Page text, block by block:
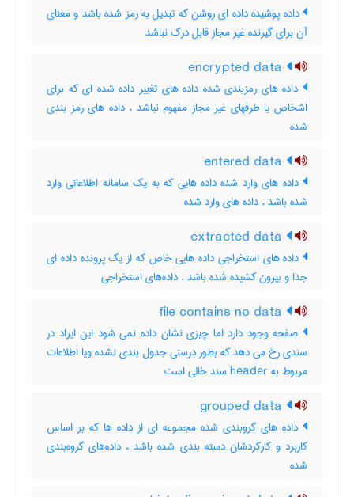
داده پوشیده داده ای روشن که تبدیل به رمز شده باشد و معنای
آن برای گیرنده غیر مجاز قابل درک نباشد
داده های رمزبندی شده داده های تغییر داده شده ای که برای
اشخاص یا طرفهای غیر مجاز مفهوم نباشد ، داده‌ های رمز بندی
شده
داده های وارد شده داده هایی که به یک سامانه اطلاعاتی وارد
شده باشد ، داده‌ های وارد شده
داده های استخراجی داده هایی خاص که از یک پرونده داده ای
جدا و بیرون کشیده شده باشد ، داده‌های استخراجی
صفحه وجود دارد اما چیزی نشان داده نمی شود این ایراد در
سندی رخ می دهد که بطور درستی جدول بندی نشده ویا اطلاعات
مربوط به header سند خالی است
داده های گروبندی شده مجموعه ای از داده ها که بر اساس
کاربرد و کارکردشان دسته بندی شده باشد ، داده‌های گروه‌بندی
شده